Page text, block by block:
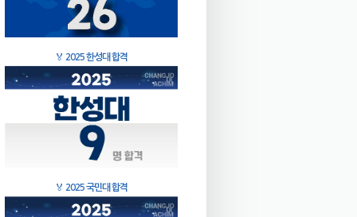
🏅 2025 한성대 합격
🏅 2025 국민대 합격